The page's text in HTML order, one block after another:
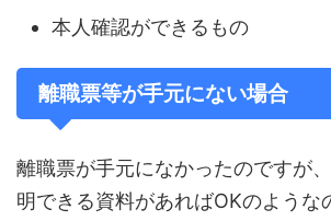
本人確認ができるもの
離職票等が手元にない場合
離職票が手元になかったのですが
明できる資料があればOKのような